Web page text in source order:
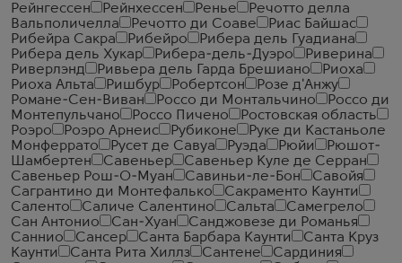
Рейнгессен
Рейнхессен Ренье
Речотто делла
Вальполичелла
Речотто ди Соаве
Риас Байшас
Рибейра Сакра
Рибейро
Рибера дель Гуадиана
Рибера дель Хукар
Рибера-дель-Дуэро
Риверина
Риверлэнд
Ривьера дель Гарда Брешиано
Риоха
Риоха Альта
Ришбур Робертсон
Розе д'Анжу
Романе-Сен-Виван
Россо ди Монтальчино
Россо ди
Монтепульчано
Россо Пичено
Ростовская область
Роэро
Роэро Арнеис Рубиконе
Руке ди Кастаньоле
Монферрато
Русет де Савуа Руэда Рюйи
Рюшот-
Шамбертен
Савеньер
Савеньер Куле де Серран
Савеньер Рош-О-Муан
Савиньи-ле-Бон
Савойя
Сагрантино ди Монтефалько
Сакраменто Каунти
Саленто
Саличе Салентино Сальта
Самегрело
Сан Антонио
Сан-Хуан
Санджовезе ди Романья
Саннио
Сансер Санта Барбара Каунти
Санта Круз
Каунти
Санта Рита Хиллз Сантене
Сардиния